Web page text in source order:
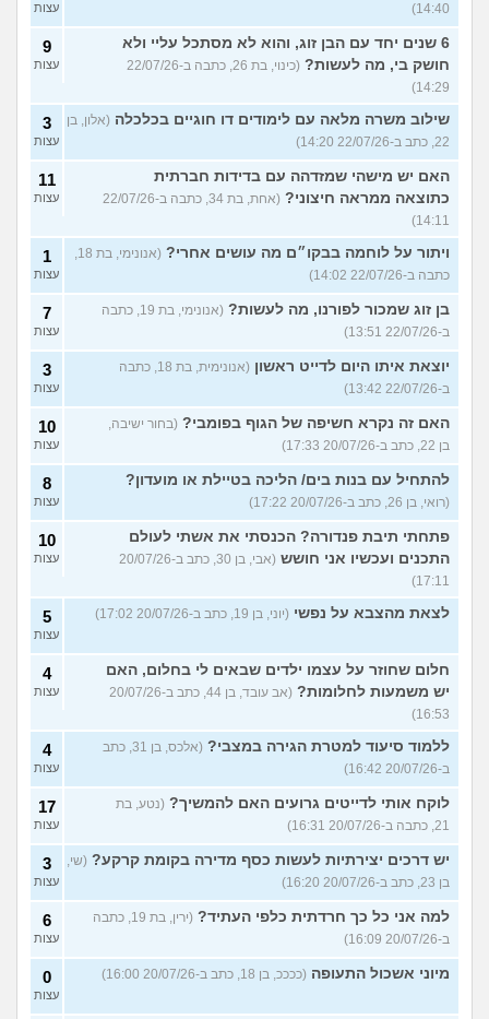
14:40)
עצות
6 שנים יחד עם הבן זוג, והוא לא מסתכל עליי ולא
חושק בי, מה לעשות?
(כינוי, בת 26, כתבה ב-22/07/26
14:29)
9
עצות
שילוב משרה מלאה עם לימודים דו חוגיים בכלכלה (אלון, בן
22, כתב ב-22/07/26 14:20)
3
עצות
האם יש מישהי שמזדהה עם בדידות חברתית
כתוצאה ממראה חיצוני?
(אחת, בת 34, כתבה ב-22/07/26
14:11)
11
עצות
ויתור על לוחמה בבקו״ם מה עושים אחרי?
(אנונימי, בת 18,
כתבה ב-22/07/26 14:02)
1
עצות
בן זוג שמכור לפורנו, מה לעשות?
(אנונימי, בת 19, כתבה
ב-22/07/26 13:51)
7
עצות
יוצאת איתו היום לדייט ראשון
(אנונימית, בת 18, כתבה
ב-22/07/26 13:42)
3
עצות
האם זה נקרא חשיפה של הגוף בפומבי? (בחור ישיבה,
בן 22, כתב ב-20/07/26 17:33)
10
עצות
להתחיל עם בנות בים/ הליכה בטיילת או מועדון?
(רואי, בן 26, כתב ב-20/07/26 17:22)
8
עצות
פתחתי תיבת פנדורה? הכנסתי את אשתי לעולם
התכנים ועכשיו אני חושש
(אבי, בן 30, כתב ב-20/07/26
17:11)
10
עצות
לצאת מהצבא על נפשי (יוני, בן 19, כתב ב-20/07/26 17:02) 5
עצות
חלום שחוזר על עצמו ילדים שבאים לי בחלום, האם
יש משמעות לחלומות?
(אב עובד, בן 44, כתב ב-20/07/26
16:53)
4
עצות
ללמוד סיעוד למטרת הגירה במצבי?
(אלכס, בן 31, כתב
ב-20/07/26 16:42)
4
עצות
לוקח אותי לדייטים גרועים האם להמשיך? (נטע, בת
21, כתבה ב-20/07/26 16:31)
17
עצות
יש דרכים יצירתיות לעשות כסף מדירה בקומת קרקע? (שי,
בן 23, כתב ב-20/07/26 16:20)
3
עצות
למה אני כל כך חרדתית כלפי העתיד?
(ירין, בת 19, כתבה
ב-20/07/26 16:09)
6
עצות
מיוני אשכול התעופה (ככככ, בן 18, כתב ב-20/07/26 16:00) 0
עצות